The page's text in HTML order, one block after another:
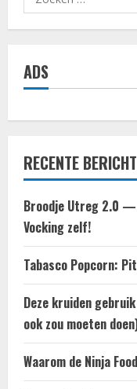
naar:
ADS
RECENTE
Broodje Utreg 2.0
Vocking zelf!
Tabasco Popcorn:
Deze kruiden
ook zou moeten
Waarom de Ninja